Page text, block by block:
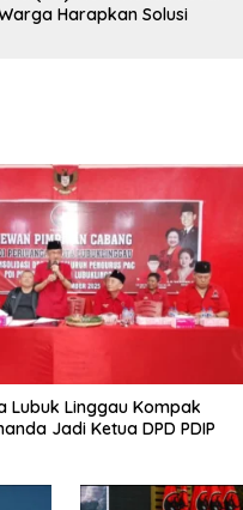
Harapkan Solusi
Lubuk Linggau Kompak
Jadi Ketua DPD PDIP